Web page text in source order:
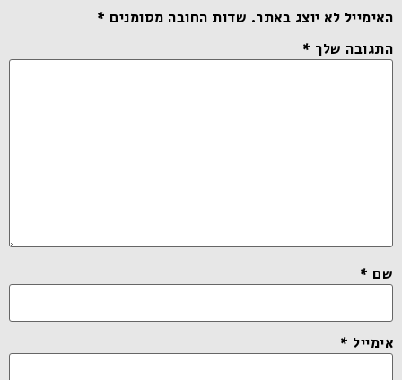
האימייל לא יוצג באתר. שדות החובה מסומנים *
התגובה שלך *
שם *
אימייל *